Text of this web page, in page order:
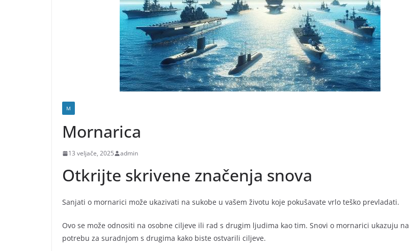
M
Mornarica
13 veljače, 2025 admin
Otkrijte skrivene značenja snova
Sanjati o mornarici može ukazivati na sukobe u vašem životu koje pokušavate vrlo teško prevladati.
Ovo se može odnositi na osobne ciljeve ili rad s drugim ljudima kao tim. Snovi o mornarici ukazuju na
potrebu za suradnjom s drugima kako biste ostvarili ciljeve.